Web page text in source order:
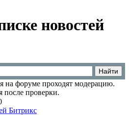
новостей
на форуме проходят модерацию.
после проверки.
Битрикс